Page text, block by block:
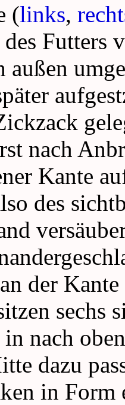
(links,
Futters
außen
nach
Kante
des
der
sechs
in nach
dazu
in